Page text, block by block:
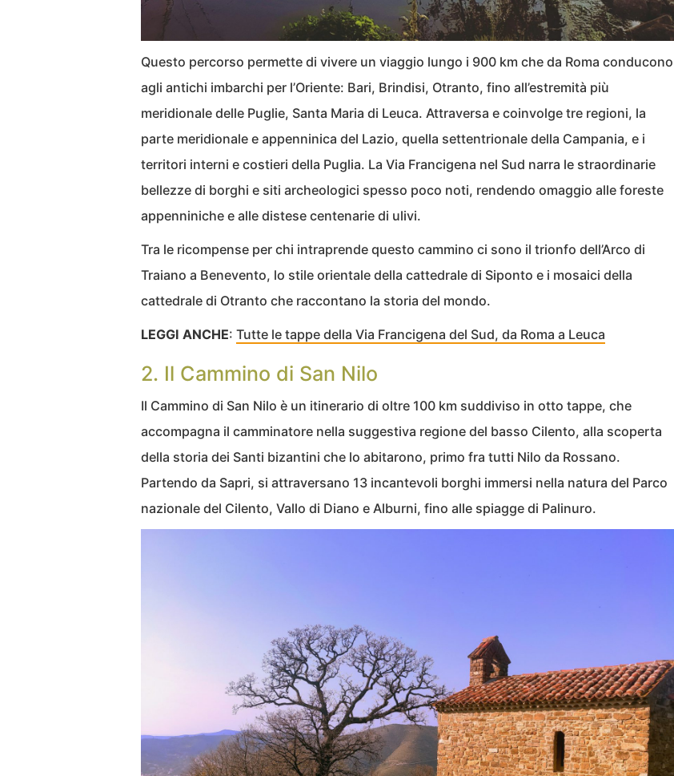
Questo percorso permette di vivere un viaggio lungo i 900 km che da Roma conducono
agli antichi imbarchi per l’Oriente: Bari, Brindisi, Otranto, fino all’estremità più
meridionale delle Puglie, Santa Maria di Leuca. Attraversa e coinvolge tre regioni, la
parte meridionale e appenninica del Lazio, quella settentrionale della Campania, e i
territori interni e costieri della Puglia. La Via Francigena nel Sud narra le straordinarie
bellezze di borghi e siti archeologici spesso poco noti, rendendo omaggio alle foreste
appenniniche e alle distese centenarie di ulivi.
Tra le ricompense per chi intraprende questo cammino ci sono il trionfo dell’Arco di
Traiano a Benevento, lo stile orientale della cattedrale di Siponto e i mosaici della
cattedrale di Otranto che raccontano la storia del mondo.
LEGGI ANCHE: Tutte le tappe della Via Francigena del Sud, da Roma a Leuca
2. Il Cammino di San Nilo
Il Cammino di San Nilo è un itinerario di oltre 100 km suddiviso in otto tappe, che
accompagna il camminatore nella suggestiva regione del basso Cilento, alla scoperta
della storia dei Santi bizantini che lo abitarono, primo fra tutti Nilo da Rossano.
Partendo da Sapri, si attraversano 13 incantevoli borghi immersi nella natura del Parco
nazionale del Cilento, Vallo di Diano e Alburni, fino alle spiagge di Palinuro.